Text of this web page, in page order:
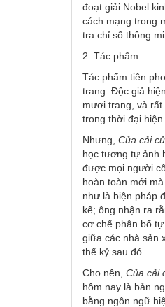
đoạt giải Nobel
cách mạng trong
tra chỉ số thông
2. Tác phẩm
Tác phẩm tiên
trang. Độc giả
mươi trang, và
trong thời đại hiện
Nhưng, Của cải
học tương tự ảnh
được mọi người
hoàn toàn mới
như là biện pháp
kể; ông nhận ra
cơ chế phân bố
giữa các nhà sản
thế kỷ sau đó.
Cho nên, Của cải
hôm nay là bản
bằng ngôn ngữ